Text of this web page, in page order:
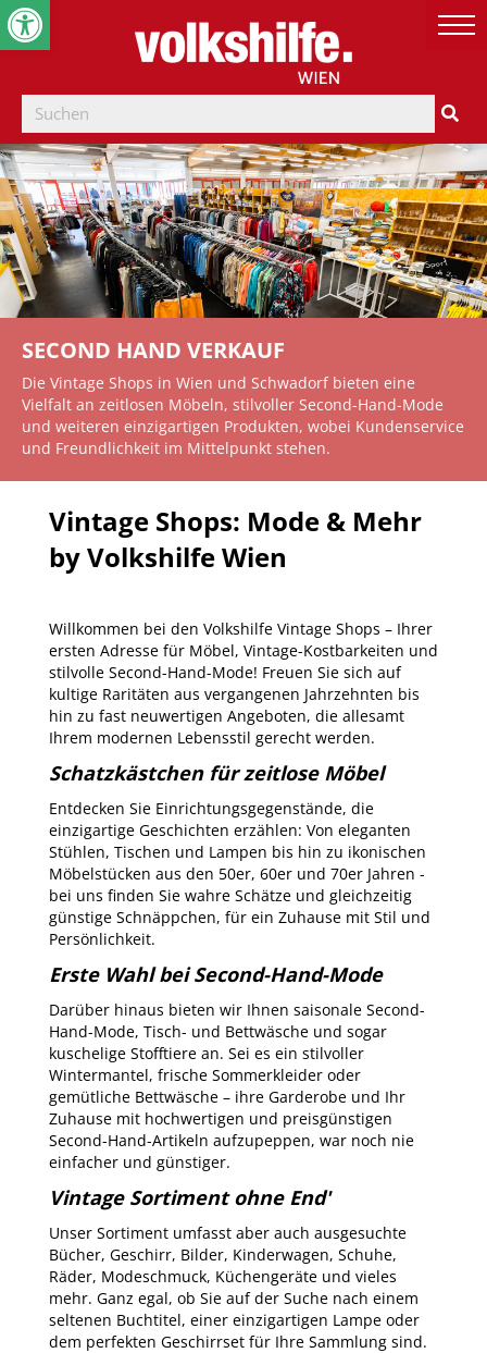
SECOND HAND VERKAUF
Die Vintage Shops in Wien und Schwadorf bieten eine
Vielfalt an zeitlosen Möbeln, stilvoller Second-Hand-Mode
und weiteren einzigartigen Produkten, wobei Kundenservice
und Freundlichkeit im Mittelpunkt stehen.
Vintage Shops: Mode & Mehr
by Volkshilfe Wien
Willkommen bei den Volkshilfe Vintage Shops – Ihrer
ersten Adresse für Möbel, Vintage-Kostbarkeiten und
stilvolle Second-Hand-Mode! Freuen Sie sich auf
kultige Raritäten aus vergangenen Jahrzehnten bis
hin zu fast neuwertigen Angeboten, die allesamt
Ihrem modernen Lebensstil gerecht werden.
Schatzkästchen für zeitlose Möbel
Entdecken Sie Einrichtungsgegenstände, die
einzigartige Geschichten erzählen: Von eleganten
Stühlen, Tischen und Lampen bis hin zu ikonischen
Möbelstücken aus den 50er, 60er und 70er Jahren -
bei uns finden Sie wahre Schätze und gleichzeitig
günstige Schnäppchen, für ein Zuhause mit Stil und
Persönlichkeit.
Erste Wahl bei Second-Hand-Mode
Darüber hinaus bieten wir Ihnen saisonale Second-
Hand-Mode, Tisch- und Bettwäsche und sogar
kuschelige Stofftiere an. Sei es ein stilvoller
Wintermantel, frische Sommerkleider oder
gemütliche Bettwäsche – ihre Garderobe und Ihr
Zuhause mit hochwertigen und preisgünstigen
Second-Hand-Artikeln aufzupeppen, war noch nie
einfacher und günstiger.
Vintage Sortiment ohne End'
Unser Sortiment umfasst aber auch ausgesuchte
Bücher, Geschirr, Bilder, Kinderwagen, Schuhe,
Räder, Modeschmuck, Küchengeräte und vieles
mehr. Ganz egal, ob Sie auf der Suche nach einem
seltenen Buchtitel, einer einzigartigen Lampe oder
dem perfekten Geschirrset für Ihre Sammlung sind.